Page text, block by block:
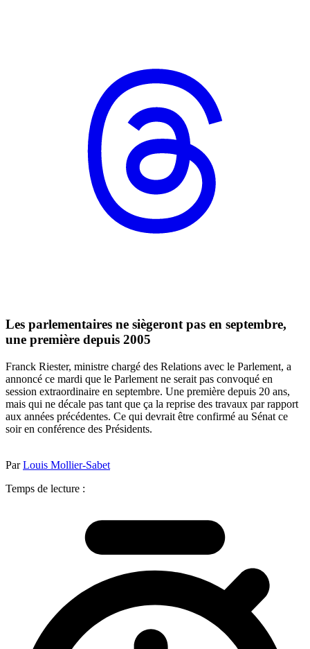
Les parlementaires ne siègeront pas en septembre,
une première depuis 2005
Franck Riester, ministre chargé des Relations avec le Parlement, a
annoncé ce mardi que le Parlement ne serait pas convoqué en
session extraordinaire en septembre. Une première depuis 20 ans,
mais qui ne décale pas tant que ça la reprise des travaux par rapport
aux années précédentes. Ce qui devrait être confirmé au Sénat ce
soir en conférence des Présidents.
ParLouis Mollier-Sabet
Temps de lecture :